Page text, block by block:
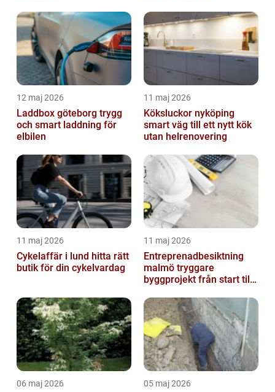
12 maj 2026
Laddbox göteborg trygg
och smart laddning för
elbilen
11 maj 2026
Köksluckor nyköping
smart väg till ett nytt kök
utan helrenovering
11 maj 2026
Cykelaffär i lund hitta rätt
butik för din cykelvardag
11 maj 2026
Entreprenadbesiktning
malmö tryggare
byggprojekt från start till
06 maj 2026 05 maj 2026